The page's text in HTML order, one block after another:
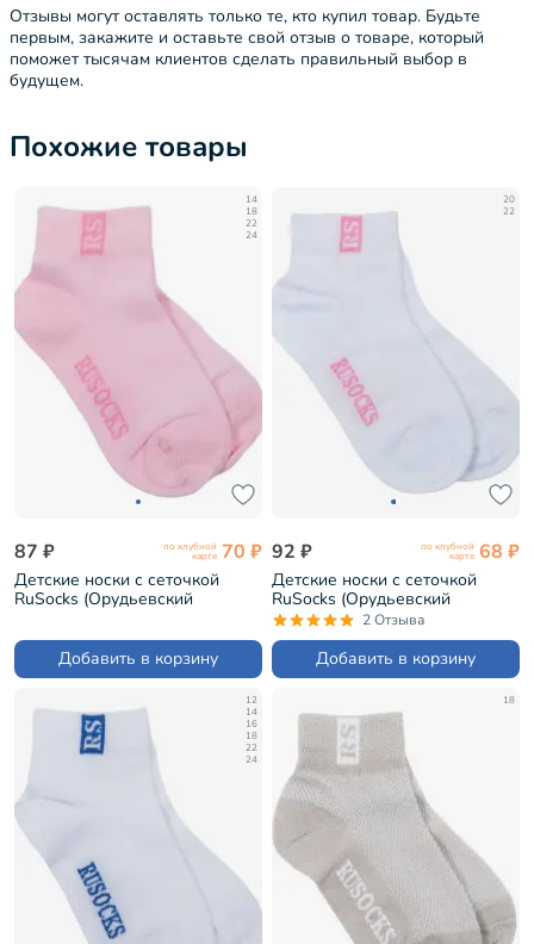
Отзывы могут оставлять только те, кто купил товар. Будьте
первым, закажите и оставьте свой отзыв о товаре, который
поможет тысячам клиентов сделать правильный выбор в
будущем.
Похожие товары
14
18
22
24
87 ₽ по клубной
карте 70 ₽
Детские носки с сеточкой
RuSocks (Орудьевский
(Д-36)
Добавить в корзину
20
22
92 ₽ по клубной
карте 68 ₽
Детские носки с сеточкой
RuSocks (Орудьевский
трикотаж) БЕЛО-РОЗОВЫЕ
(Д-36)
2 Отзыва
Добавить в корзину
12
14
16
18
22
24
18